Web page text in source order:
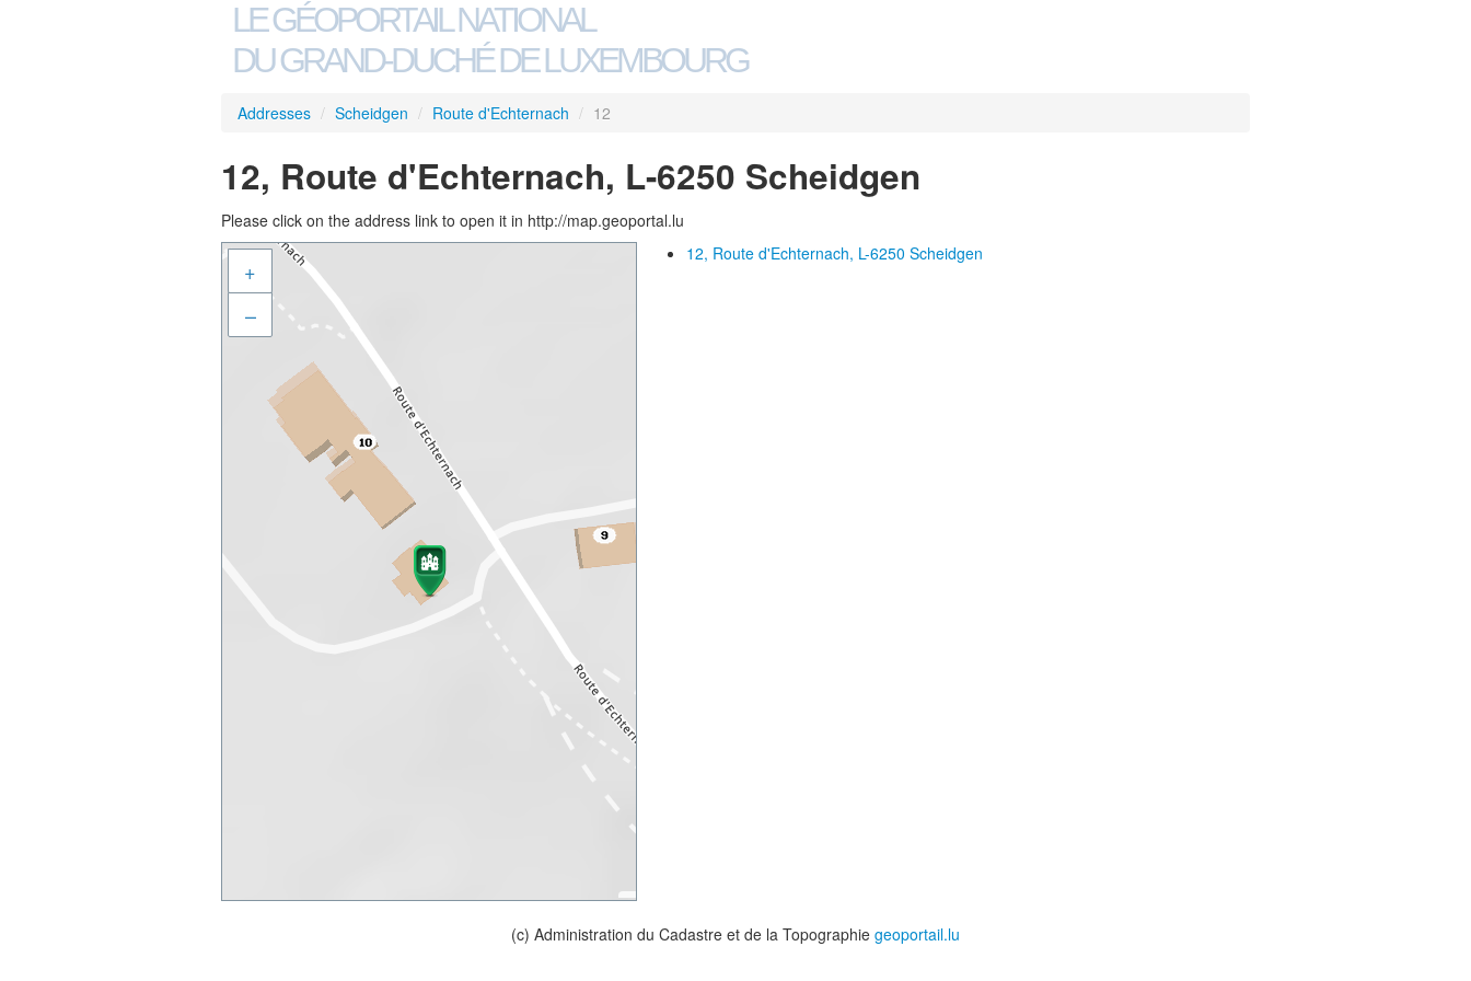
LE GÉOPORTAIL NATIONAL
DU GRAND-DUCHÉ DE LUXEMBOURG
Addresses / Scheidgen / Route d'Echternach / 12
12, Route d'Echternach, L-6250 Scheidgen
Please click on the address link to open it in http://map.geoportal.lu
+
–
12, Route d'Echternach, L-6250 Scheidgen
(c) Administration du Cadastre et de la Topographie geoportail.lu